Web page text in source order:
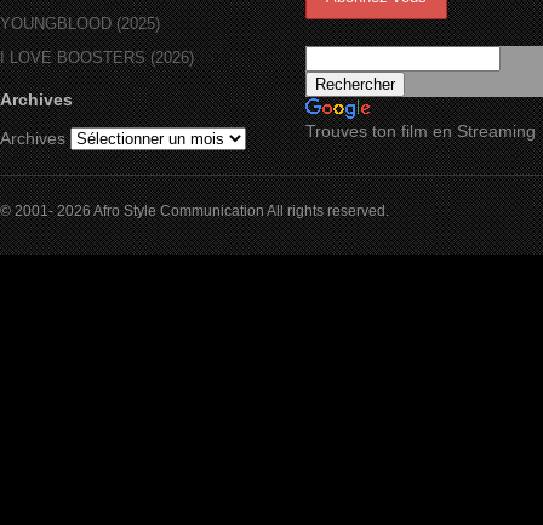
YOUNGBLOOD (2025)
I LOVE BOOSTERS (2026)
Archives
Archives
Trouves ton film en Streaming
© 2001- 2026 Afro Style Communication All rights reserved.